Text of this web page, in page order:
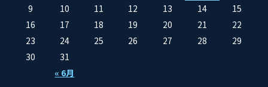
« 6月
9
10 11 12 13 14
15
16
17 18 19 20 21
22
23
24 25 26 27 28
29
30
31